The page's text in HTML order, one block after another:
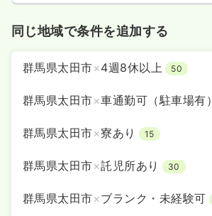
同じ地域で条件を追加する
群馬県太田市×4週8休以上 50
群馬県太田市×車通勤可（駐車場有）
群馬県太田市×寮あり 15
群馬県太田市×託児所あり 30
群馬県太田市×ブランク・未経験可